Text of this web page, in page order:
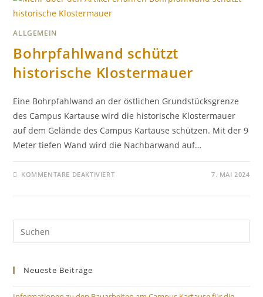
ALLGEMEIN
Bohrpfahlwand schützt
historische Klostermauer
Eine Bohrpfahlwand an der östlichen Grundstücksgrenze
des Campus Kartause wird die historische Klostermauer
auf dem Gelände des Campus Kartause schützen. Mit der 9
Meter tiefen Wand wird die Nachbarwand auf…
KOMMENTARE DEAKTIVIERT 7. MAI 2024
Neueste Beiträge